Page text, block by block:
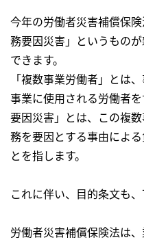
今年の労働者災害補償保
務要因災害」というもの
できます。
「複数事業労働者」とは
事業に使用される労働者
要因災害」とは、この複
務を要因とする事由によ
とを指します。
これに伴い、目的条文も
労働者災害補償保険法は